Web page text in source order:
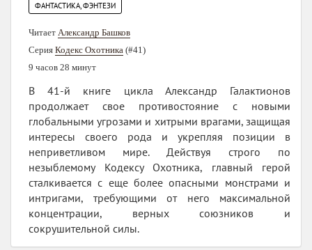
ФАНТАСТИКА, ФЭНТЕЗИ
Читает Александр Башков
Серия Кодекс Охотника (#41)
9 часов 28 минут
В 41-й книге цикла Александр Галактионов
продолжает свое противостояние с новыми
глобальными угрозами и хитрыми врагами, защищая
интересы своего рода и укрепляя позиции в
неприветливом мире. Действуя строго по
незыблемому Кодексу Охотника, главный герой
сталкивается с еще более опасными монстрами и
интригами, требующими от него максимальной
концентрации, верных союзников и
сокрушительной силы.